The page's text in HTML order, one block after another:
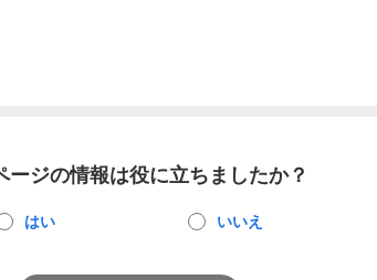
ージの情報は役に立ちましたか？
はい いいえ